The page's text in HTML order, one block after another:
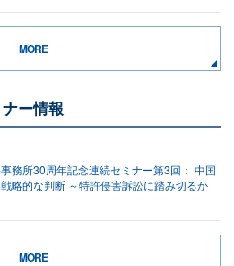
MORE
ー情報
務所30周年記念連続セミナー第3回： 中国
略的な判断 ～特許侵害訴訟に踏み切るか
MORE